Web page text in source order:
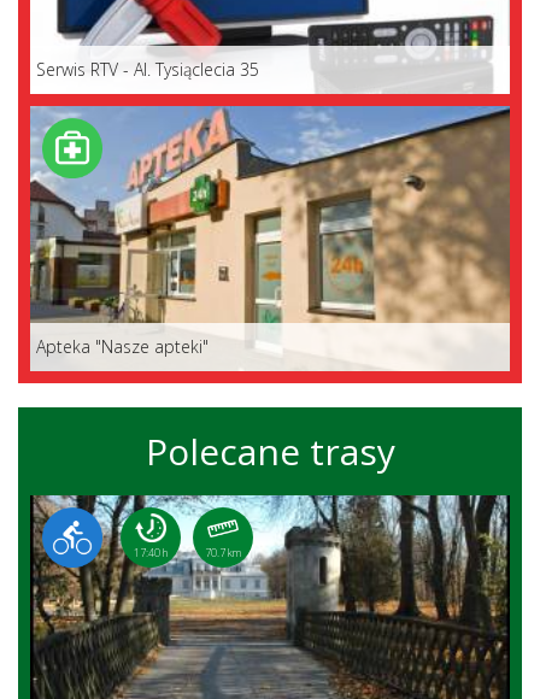
Serwis RTV - Al. Tysiąclecia 35
Apteka "Nasze apteki"
Polecane trasy
17:40 h 70.7 km